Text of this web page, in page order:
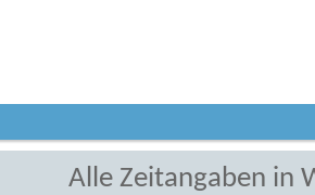
Alle Zeitangaben in